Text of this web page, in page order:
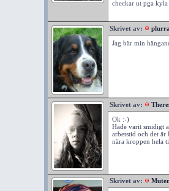
checkar ut pga
Skrivet av:
Jag bär min
Skrivet av:
Ok :-)
Hade varit smidigt
arbetstid och det är
nära kroppen hela
Skrivet av: